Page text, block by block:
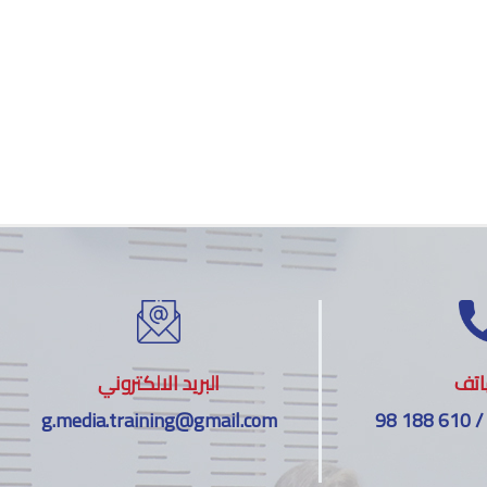
البريد الالكتروني
g.media.training@gmail.com
98 188 610